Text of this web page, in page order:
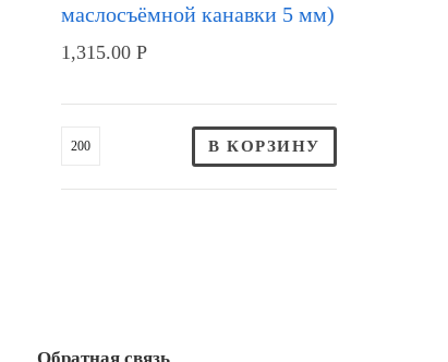
маслосъёмной канавки 5 мм)
1,315.00Р
В КОРЗИНУ